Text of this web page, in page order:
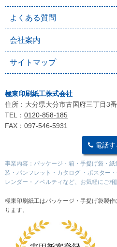
よくある質問
会社案内
サイトマップ
極東印刷紙工株式会社
住所：大分県大分市古国府三丁目3
TEL： 0120-858-185
FAX：097-546-5931
電話す
事業内容：パッケージ・箱・手提げ袋・
装・パンフレット・カタログ ・ポスター
レンダー・ノベルティなど、お気軽にご相
極東印刷紙工はパッケージ・手提げ袋製
ります。